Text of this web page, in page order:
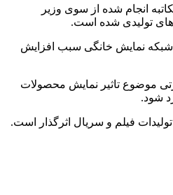
انجام شده از سوی وزیر
تولیدی شده است.
شبکه نمایش خانگی سبب افزایش
موضوع تاثیر نمایش محصولات
شود.
فیلم و سریال اثرگذار است.